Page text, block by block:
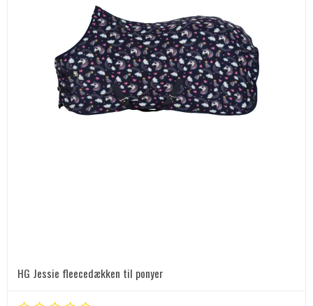
HG Jessie fleecedækken til ponyer